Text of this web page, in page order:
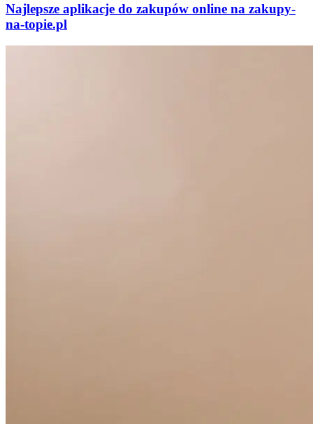
Najlepsze aplikacje do zakupów online na zakupy-
na-topie.pl